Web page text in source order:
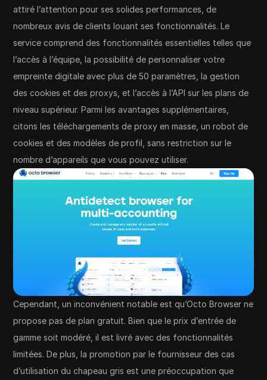
attiré l’attention pour ses solides performances, de
nombreux avis de clients louant ses fonctionnalités. Le
service comprend des fonctionnalités essentielles telles que
l’accès à l’équipe, la possibilité de personnaliser votre
empreinte digitale avec plus de 50 paramètres, la gestion
des cookies et des proxys, et l’accès à l’API sur les plans de
niveau supérieur. Parmi les avantages supplémentaires,
citons les téléchargements de proxy en masse, un robot de
cookies et des modèles de profil, sans restriction sur le
nombre d’appareils que vous pouvez utiliser.
Cependant, un inconvénient notable est qu’Octo Browser ne
propose pas de plan gratuit. Bien que le prix d’entrée de
gamme soit modéré, il est livré avec des fonctionnalités
limitées. De plus, la promotion par le fournisseur des cas
d’utilisation du chapeau gris est une préoccupation que